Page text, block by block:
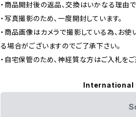
・商品開封後の返品、交換はいかなる理由
・写真撮影のため、一度開封しています。
・商品画像はカメラで撮影している為、お
る場合がございますのでご了承下さい。
・自宅保管のため、神経質な方はご入札をご
International